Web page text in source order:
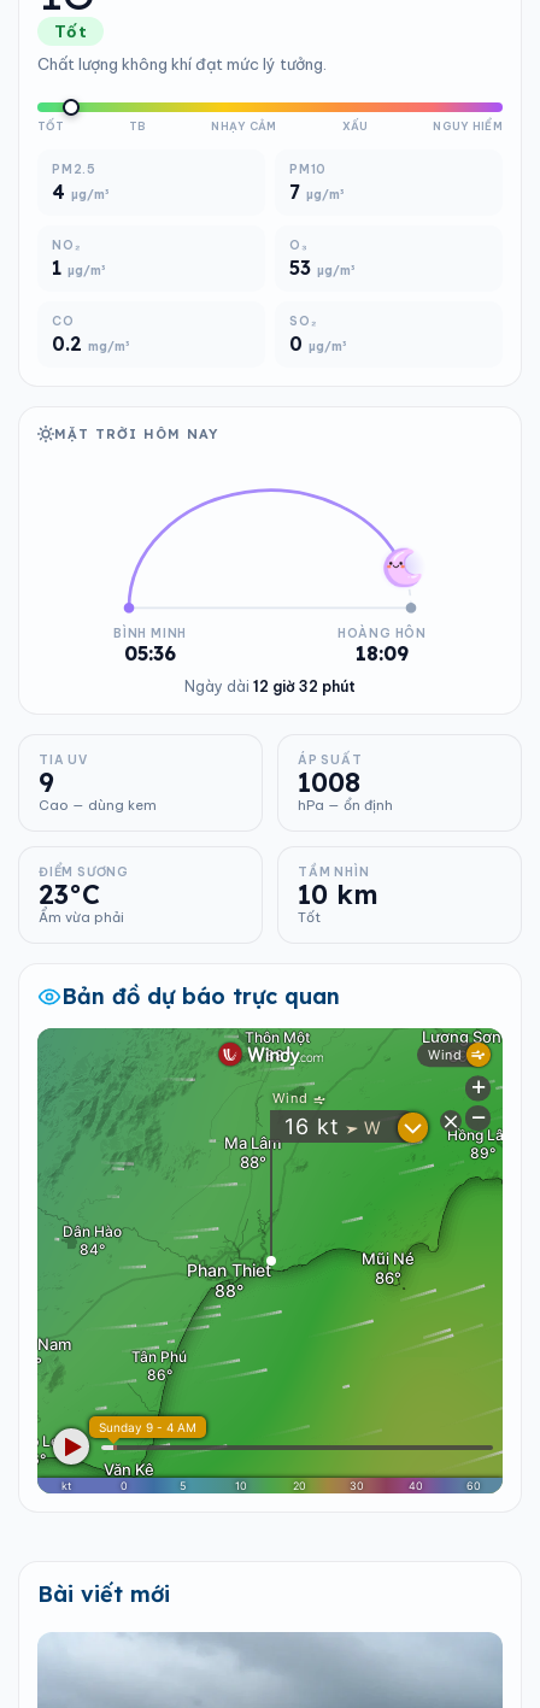
Tốt
Chất lượng không khí đạt mức lý tưởng.
TỐT TB NHẠY CẢM XẤU NGUY HIỂM
PM2.5
4 µg/m³
PM10
7 µg/m³
NO₂
1 µg/m³
O₃
53 µg/m³
CO
0.2 mg/m³
SO₂
0 µg/m³
MẶT TRỜI HÔM NAY
BÌNH MINH
05:36
HOÀNG HÔN
18:09
Ngày dài 12 giờ 32 phút
TIA UV
9
Cao — dùng kem
ÁP SUẤT
1008
hPa — ổn định
ĐIỂM SƯƠNG
23°C
Ẩm vừa phải
TẦM NHÌN
10 km
Tốt
Bản đồ dự báo trực quan
Bài viết mới